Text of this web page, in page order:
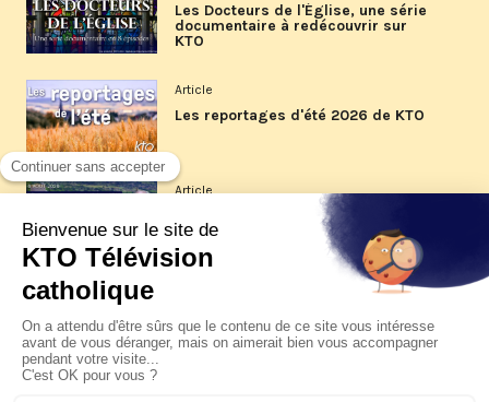
Les Docteurs de l'Église, une série
documentaire à redécouvrir sur
KTO
Article
Les reportages d'été 2026 de KTO
Article
La visite pastorale du pape Léon
XIV à Assise à suivre sur KTO le
jeudi 6 août
Le pape en Uruguay, Argentine et
Pérou du 6 au 17 novembre 2026